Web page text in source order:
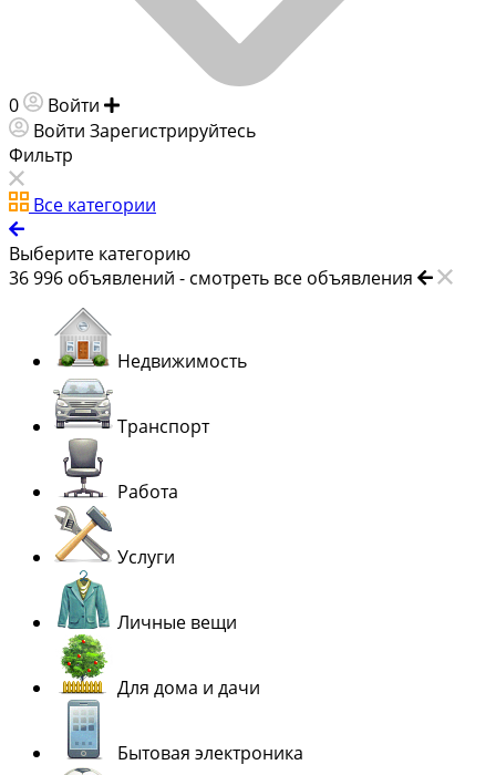
0 Войти
Войти Зарегистрируйтесь
Фильтр
Все категории
Выберите категорию
36 996 объявлений - смотреть все объявления
Недвижимость
Транспорт
Работа
Услуги
Личные вещи
Для дома и дачи
Бытовая электроника